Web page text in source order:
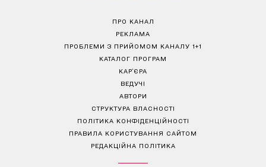
ПРО КАНАЛ
РЕКЛАМА
ПРОБЛЕМИ З ПРИЙОМОМ КАНАЛУ 1+1
КАТАЛОГ ПРОГРАМ
КАР’ЄРА
ВЕДУЧІ
АВТОРИ
СТРУКТУРА ВЛАСНОСТІ
ПОЛІТИКА КОНФІДЕНЦІЙНОСТІ
ПРАВИЛА КОРИСТУВАННЯ САЙТОМ
РЕДАКЦІЙНА ПОЛІТИКА